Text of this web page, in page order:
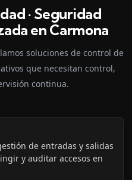
· Seguridad
en Carmona
soluciones de control de
que necesitan control,
continua.
de entradas y salidas
y auditar accesos en